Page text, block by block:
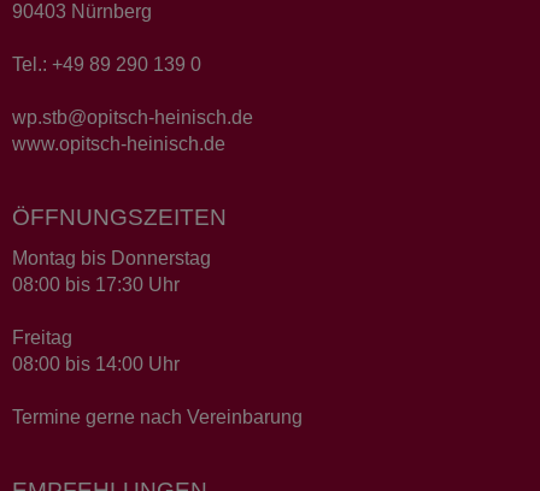
90403 Nürnberg
Tel.: +49 89 290 139 0
wp.stb@opitsch-heinisch.de
www.opitsch-heinisch.de
ÖFFNUNGSZEITEN
Montag bis Donnerstag
08:00 bis 17:30 Uhr
Freitag
08:00 bis 14:00 Uhr
Termine gerne nach Vereinbarung